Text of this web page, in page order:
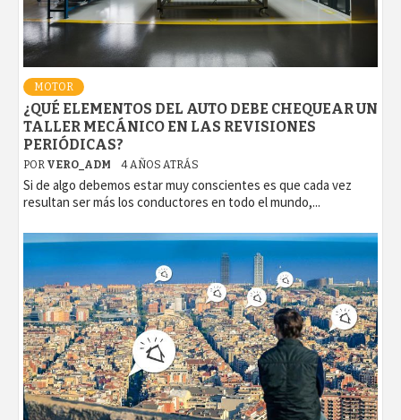
MOTOR
¿QUÉ ELEMENTOS DEL AUTO DEBE CHEQUEAR UN
TALLER MECÁNICO EN LAS REVISIONES
PERIÓDICAS?
POR VERO_ADM 4 AÑOS ATRÁS
Si de algo debemos estar muy conscientes es que cada vez
resultan ser más los conductores en todo el mundo,...